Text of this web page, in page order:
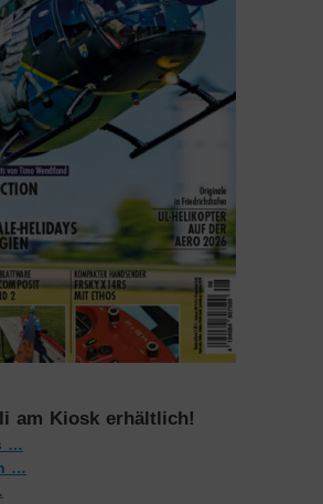
am Kiosk erhältlich!
…
…